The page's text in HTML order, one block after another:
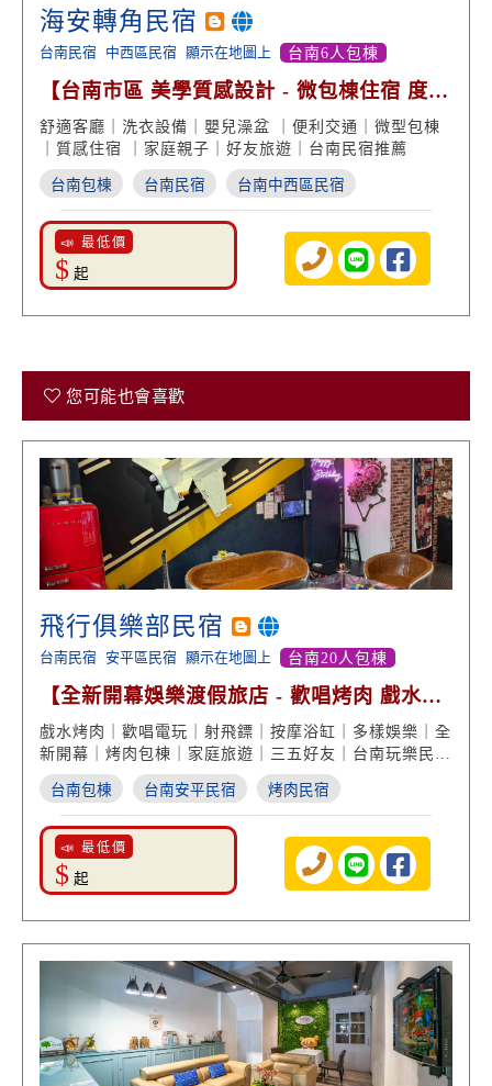
海安轉角民宿
台南民宿 中西區民宿 顯示在地圖上 台南6人包棟
【台南市區 美學質感設計 - 微包棟住宿 度假
享受】
舒適客廳｜洗衣設備｜嬰兒澡盆 ｜便利交通｜微型包棟
｜質感住宿 ｜家庭親子｜好友旅遊｜台南民宿推薦
台南包棟 台南民宿 台南中西區民宿
📣 最低價
$ 起
您可能也會喜歡
飛行俱樂部民宿
台南民宿 安平區民宿 顯示在地圖上 台南20人包棟
【全新開幕娛樂渡假旅店 - 歡唱烤肉 戲水麻
將桌】
戲水烤肉｜歡唱電玩｜射飛鏢｜按摩浴缸｜多樣娛樂｜全
新開幕｜烤肉包棟｜家庭旅遊｜三五好友｜台南玩樂民宿
首選
台南包棟 台南安平民宿 烤肉民宿
📣 最低價
$ 起